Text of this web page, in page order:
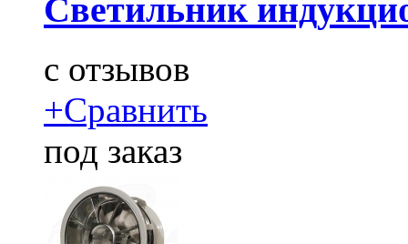
Светильник
c отзывов
+Сравнить
под заказ